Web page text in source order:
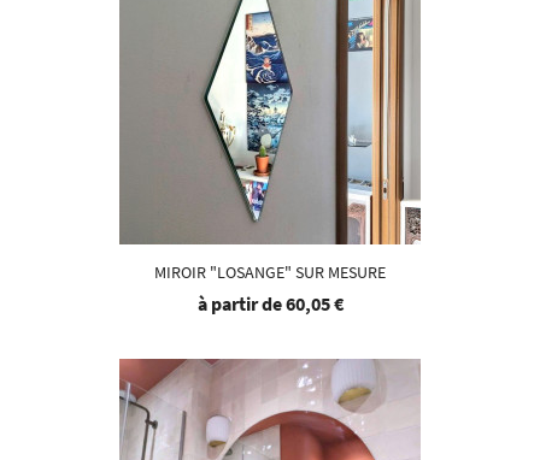
MIROIR "LOSANGE" SUR MESURE
à partir de60,05 €